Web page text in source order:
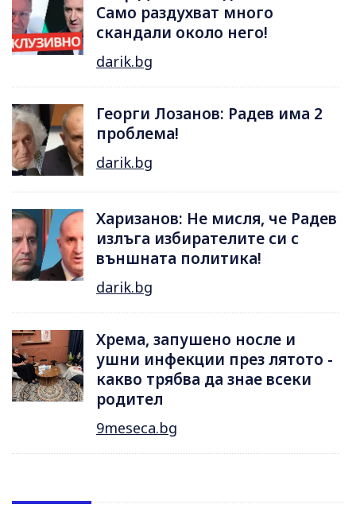
Само раздухват много
скандали около него!
darik.bg
Георги Лозанов: Радев има 2
проблема!
darik.bg
Харизанов: Не мисля, че Радев
излъга избирателите си с
външната политика!
darik.bg
Хрема, запушено носле и
ушни инфекции през лятотo -
какво трябва да знае всеки
родител
9meseca.bg